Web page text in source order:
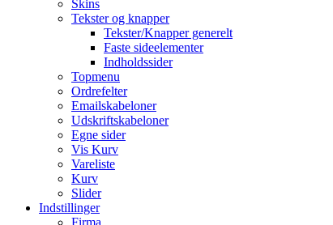
Skins
Tekster og knapper
Tekster/Knapper generelt
Faste sideelementer
Indholdssider
Topmenu
Ordrefelter
Emailskabeloner
Udskriftskabeloner
Egne sider
Vis Kurv
Vareliste
Kurv
Slider
Indstillinger